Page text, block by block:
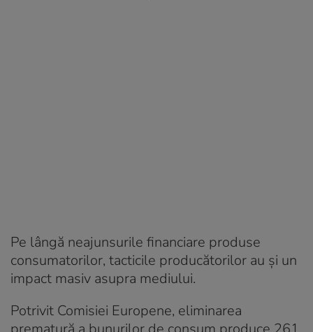
Pe lângă neajunsurile financiare produse
consumatorilor, tacticile producătorilor au și un
impact masiv asupra mediului.
Potrivit Comisiei Europene, eliminarea